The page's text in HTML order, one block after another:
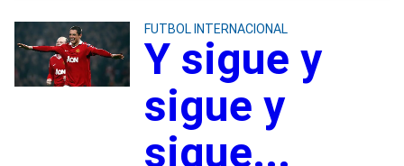
FUTBOL INTERNACIONAL
Y sigue y
sigue y
sigue...